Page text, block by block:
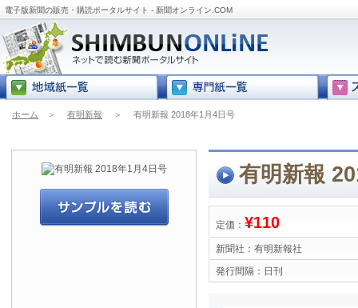
電子版新聞の販売・購読ポータルサイト - 新聞オンライン.COM
ホーム ＞ 有明新報 ＞ 有明新報 2018年1月4日号
有明新報
定価： ¥110
新聞社： 有明新報社
発行間隔： 日刊